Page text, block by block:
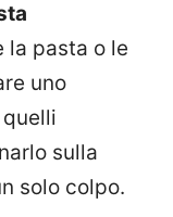
la pasta o le
uno
sulla
solo colpo.